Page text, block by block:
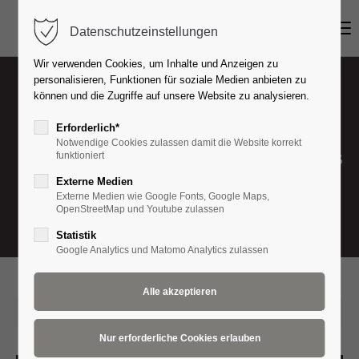
Login
Benutzername
Passwort
Anmelden
Lorem ipsum dolor sit amet:
Recent News
2016-10-10 12:43 (Kommentare: 0)
Datenschutzeinstellungen
Wir verwenden Cookies, um Inhalte und Anzeigen zu
personalisieren, Funktionen für soziale Medien anbieten zu
können und die Zugriffe auf unsere Website zu analysieren.
Erforderlich*
Notwendige Cookies zulassen damit die Website korrekt
funktioniert
Externe Medien
Externe Medien wie Google Fonts, Google Maps,
OpenStreetMap und Youtube zulassen
Statistik
Google Analytics und Matomo Analytics zulassen